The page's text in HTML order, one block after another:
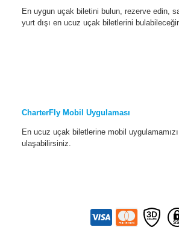
En uygun uçak biletini bulun, rezerve edin,
yurt dışı en ucuz uçak biletlerini
CharterFly Mobil Uygulaması
En ucuz uçak biletlerine mobil
ulaşabilirsiniz.